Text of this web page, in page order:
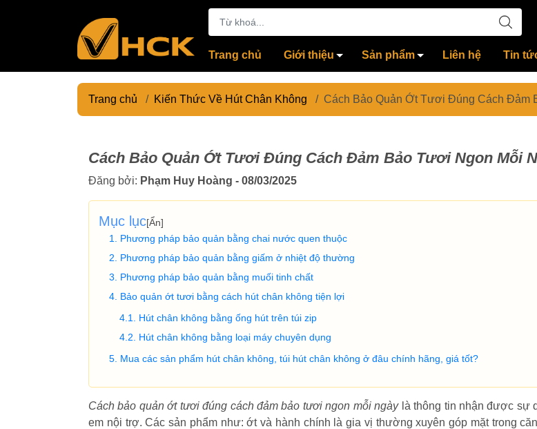
Trang chủ Giới thiệu Sản phẩm Liên hệ Tin
Trang chủ / Kiến Thức Về Hút Chân Không / Cách Bảo Quản Ớt Tươi Đúng Cách Đảm
Cách Bảo Quản Ớt Tươi Đúng Cách Đảm Bảo Tươi Ngon Mỗi
Đăng bởi: Phạm Huy Hoàng - 08/03/2025
Mục lục[Ẩn]
Phương pháp bảo quản bằng chai nước quen thuộc
Phương pháp bảo quản bằng giấm ở nhiệt độ thường
Phương pháp bảo quản bằng muối tinh chất
Bảo quản ớt tươi bằng cách hút chân không tiện lợi
Hút chân không bằng ống hút trên túi zip
Hút chân không bằng loại máy chuyên dụng
Mua các sản phẩm hút chân không, túi hút chân không ở đâu chính hãng, giá tốt?
Cách bảo quản ớt tươi đúng cách đảm bảo tươi ngon mỗi ngàylà thông tin nhận được sự
em nội trợ. Các sản phẩm như: ớt và hành chính là gia vị thường xuyên góp mặt trong